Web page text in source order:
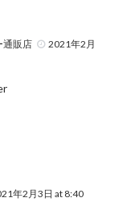
通販店
2021年2月
年2月3日 at 8:40